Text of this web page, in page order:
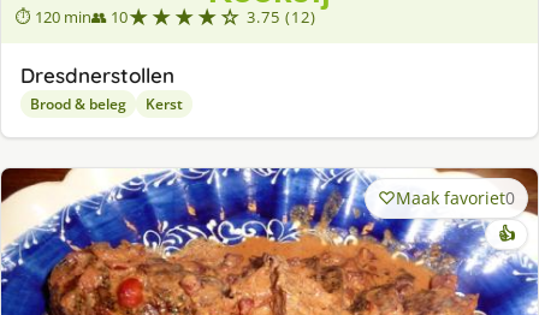
⏱ 120 min👥 10★★★★☆ 3.75 (12)
Dresdnerstollen
Brood & beleg Kerst
Maak favoriet0
👍